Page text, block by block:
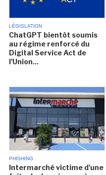
LÉGISLATION
ChatGPT bientôt soumis
au régime renforcé du
Digital Service Act de
l'Union...
PHISHING
Intermarché victime d'une